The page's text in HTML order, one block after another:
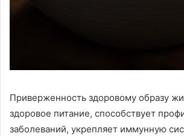
Приверженность здоровому образу
здоровое питание, способствует
заболеваний, укрепляет иммунную